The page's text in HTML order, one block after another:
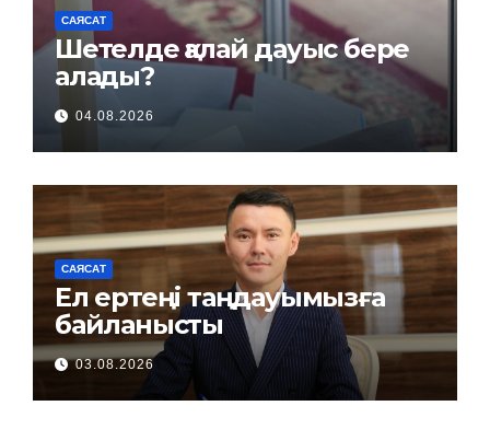
САЯСАТ
Шетелде қалай дауыс бере
алады?
04.08.2026
САЯСАТ
Ел ертеңі таңдауымызға
байланысты
03.08.2026